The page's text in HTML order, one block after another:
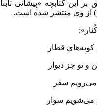
بر این کتابچه «پیشانی
از وی منتشر شده است.
قطار
تو جز دیوار
می‌رویم سفر
می‌شویم سوار